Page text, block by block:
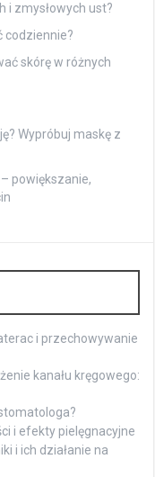
i zmysłowych ust?
codziennie?
skórę w różnych
Wypróbuj maskę z
powiększanie,
i przechowywanie
kanału kręgowego:
i efekty pielęgnacyjne
i ich działanie na